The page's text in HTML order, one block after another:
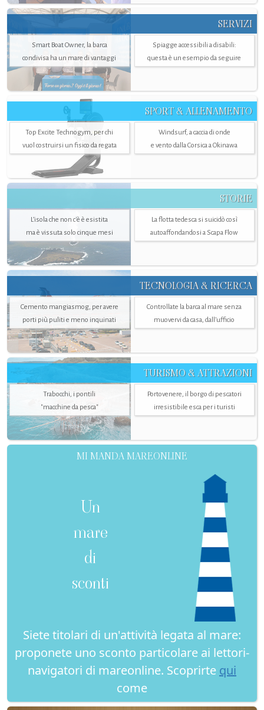
SERVIZI
Smart Boat Owner, la barca
condivisa ha un mare di vantaggi
Spiagge accessibili a disabili:
questa è un esempio da seguire
SPORT & ALLENAMENTO
Top Excite Technogym, per chi
vuol costruirsi un fisico da regata
Windsurf, a caccia di onde
e vento dalla Corsica a Okinawa
STORIE
L’isola che non c'è è esistita
ma è vissuta solo cinque mesi
La flotta tedesca si suicidò così
autoaffondandosi a Scapa Flow
TECNOLOGIA & RICERCA
Cemento mangiasmog, per avere
porti più puliti e meno inquinati
Controllate la barca al mare senza
muovervi da casa, dall’ufficio
TURISMO & ATTRAZIONI
Trabocchi, i pontili
"macchine da pesca"
Portovenere, il borgo di pescatori
irresistibile esca per i turisti
MI MANDA MAREONLINE
Un
mare
di
sconti
Siete titolari di un'attività legata al mare:
proponete uno sconto particolare ai lettori-
navigatori di mareonline. Scoprirte qui
come